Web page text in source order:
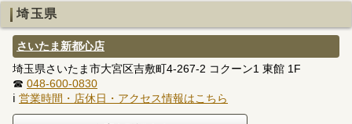
埼玉県
さいたま新都心店
埼玉県さいたま市大宮区吉敷町4-267-2 コクーン1 東館 1F
☎ 048-600-0830
ℹ 営業時間・店休日・アクセス情報はこちら